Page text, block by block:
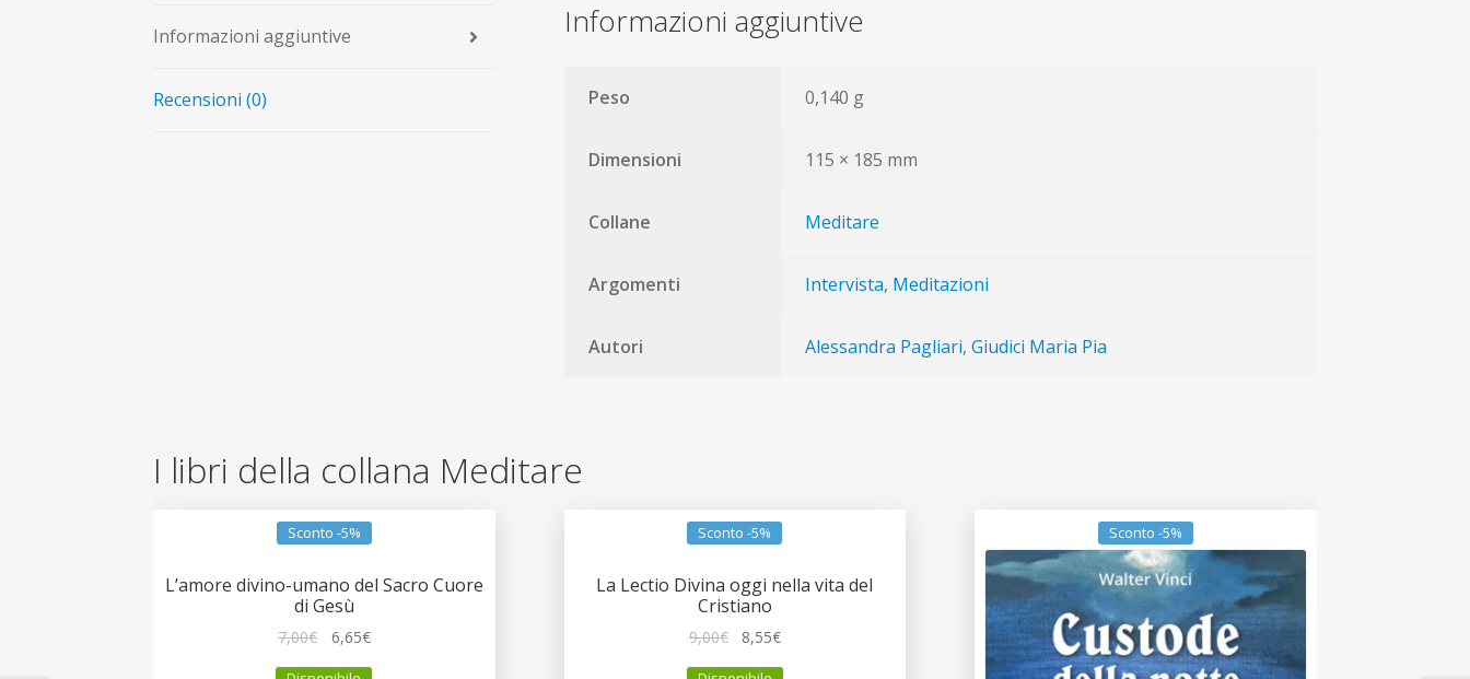
Informazioni aggiuntive
Recensioni (0)
Informazioni aggiuntive
Peso 0,140 g
Dimensioni 115 × 185 mm
Collane Meditare
Argomenti Intervista, Meditazioni
Autori Alessandra Pagliari,Giudici Maria Pia
I libri della collana Meditare
Sconto -5%
L’amore divino-umano del Sacro Cuore
di Gesù
7,00€ 6,65€Il
Sconto -5%
La Lectio Divina oggi nella vita del
Cristiano
9,00€ 8,55€Il
Sconto -5%